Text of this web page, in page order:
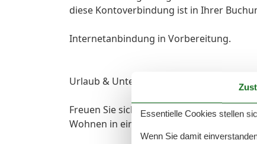
diese Kontoverbindung ist in Ihrer
Internetanbindung in Vorbereitung.
Urlaub & Unterkunft
Freuen Sie sich auf erholsame Tage am
Wohnen in einem familienfreundlichen
Essentielle Cookies stellen
Wenn Sie damit